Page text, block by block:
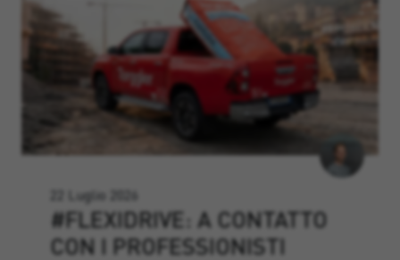
22 Luglio 2026
#FLEXIDRIVE: A CONTATTO
CON I PROFESSIONISTI